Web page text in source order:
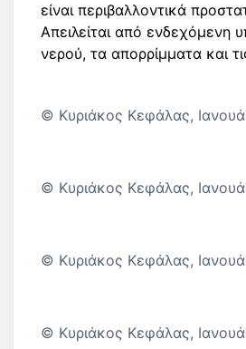
είναι περιβαλλοντικά
Απειλείται από ενδεχόμενη
νερού, τα απορρίμματα και
© Κυριάκος Κεφάλας,
© Κυριάκος Κεφάλας,
© Κυριάκος Κεφάλας,
© Κυριάκος Κεφάλας,